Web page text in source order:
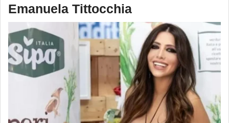
Emanuela Tittocchia